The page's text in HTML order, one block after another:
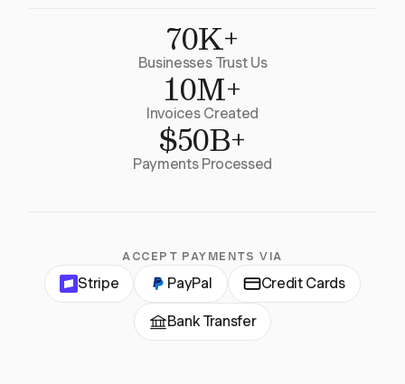
70K+
Businesses Trust Us
10M+
Invoices Created
$50B+
Payments Processed
ACCEPT PAYMENTS VIA
Stripe PayPal Credit Cards
Bank Transfer